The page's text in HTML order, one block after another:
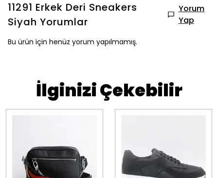
11291 Erkek Deri Sneakers
Siyah Yorumlar
Yorum
Yap
Bu ürün için henüz yorum yapılmamış.
İlginizi Çekebilir